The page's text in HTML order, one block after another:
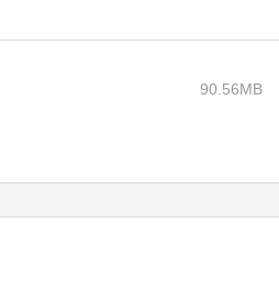
90.56MB